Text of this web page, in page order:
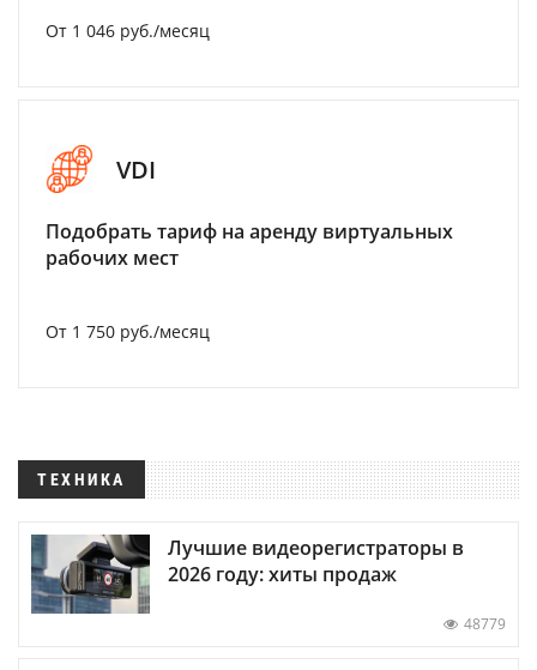
От 1 046 руб./месяц
VDI
Подобрать тариф на аренду виртуальных
рабочих мест
От 1 750 руб./месяц
ТЕХНИКА
Лучшие видеорегистраторы в
2026 году: хиты продаж
48779